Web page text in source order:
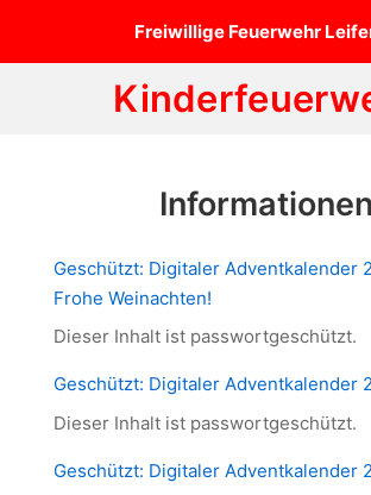
Freiwillige Feuerwehr
Informationen
Geschützt: Digitaler Adventkalender
Frohe Weinachten!
Dieser Inhalt ist passwortgeschützt.
Geschützt: Digitaler Adventkalender
Dieser Inhalt ist passwortgeschützt.
Geschützt: Digitaler Adventkalender